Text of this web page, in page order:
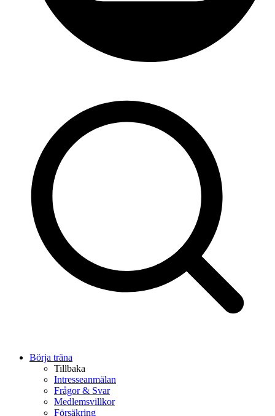
Börja träna
Tillbaka
Intresseanmälan
Frågor & Svar
Medlemsvillkor
Försäkring